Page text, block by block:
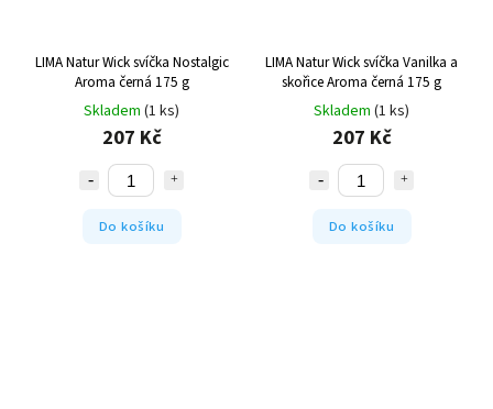
LIMA Natur Wick svíčka Nostalgic
Aroma černá 175 g
Skladem (1 ks)
207 Kč
Do košíku
LIMA Natur Wick svíčka Vanilka a
skořice Aroma černá 175 g
Skladem (1 ks)
207 Kč
Do košíku